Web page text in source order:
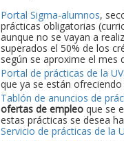
Portal Sigma-alumnos,
prácticas obligatorias
aunque no se vayan a
superados el 50% de los
según se aproxime el mes
Portal de prácticas de la
que ya se están
Tablón de anuncios de
ofertas de empleoque se
estas prácticas se desea
Servicio de prácticas de la